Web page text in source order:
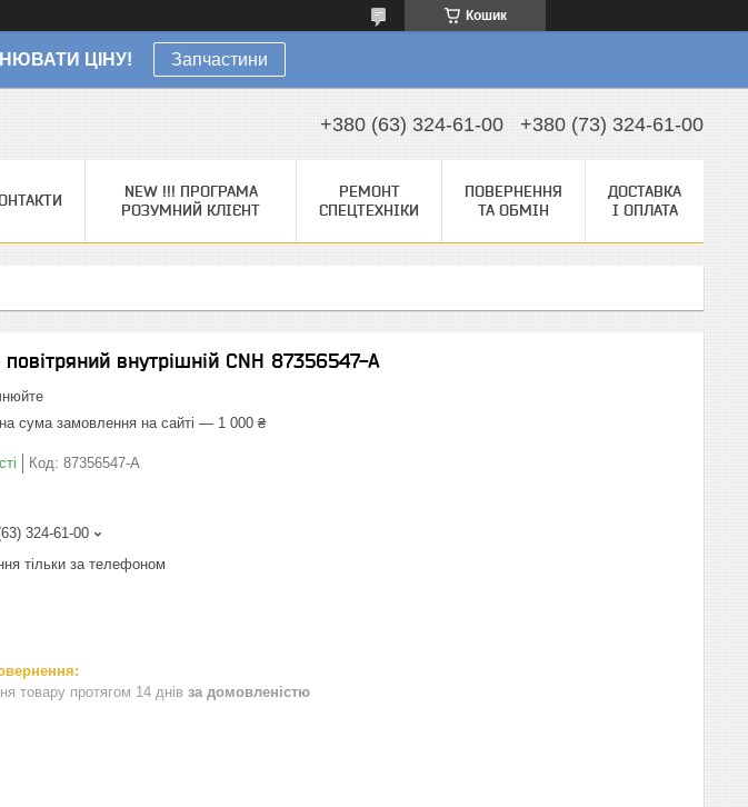
Кошик
ЦІНУ! Запчастини
+380 (63) 324-61-00 +380 (73) 324-61-00
NEW !!! ПРОГРАМА
РОЗУМНИЙ КЛІЄНТ
РЕМОНТ
СПЕЦТЕХНІКИ
ПОВЕРНЕННЯ
ТА ОБМІН
ДОСТАВКА
І ОПЛАТА
повітряний внутрішній CNH 87356547-A
сума замовлення на сайті — 1 000 ₴
Код: 87356547-A
324-61-00
тільки за телефоном
товару протягом 14 днів за домовленістю